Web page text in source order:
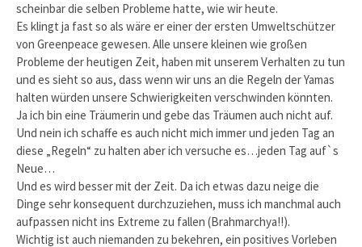
scheinbar die selben Probleme hatte, wie wir heute.
Es klingt ja fast so als wäre er einer der ersten Umweltschützer
von Greenpeace gewesen. Alle unsere kleinen wie großen
Probleme der heutigen Zeit, haben mit unserem Verhalten zu tun
und es sieht so aus, dass wenn wir uns an die Regeln der Yamas
halten würden unsere Schwierigkeiten verschwinden könnten.
Ja ich bin eine Träumerin und gebe das Träumen auch nicht auf.
Und nein ich schaffe es auch nicht mich immer und jeden Tag an
diese „Regeln“ zu halten aber ich versuche es…jeden Tag auf`s
Neue…
Und es wird besser mit der Zeit. Da ich etwas dazu neige die
Dinge sehr konsequent durchzuziehen, muss ich manchmal auch
aufpassen nicht ins Extreme zu fallen (Brahmarchya!!).
Wichtig ist auch niemanden zu bekehren, ein positives Vorleben